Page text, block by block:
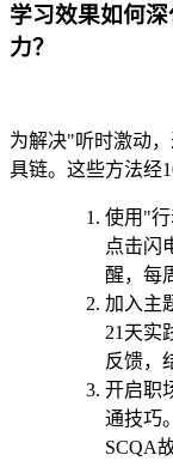
学习效果如何
力？
为解决"听时激动
具链。这些方法经
使用"
点击闪
醒，每
加入主
21天实
反馈，
开启职
通技巧
SCQA